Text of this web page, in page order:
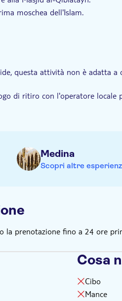
moschea dell'Islam.
Battaglia della Trincea
questa attività non è adatta a
di ritiro con l'operatore
copia del passaporto
Medina
Scopri altre
la prenotazione fino a 24 ore
Cosa
Cibo
Mance